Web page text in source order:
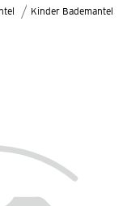
Kinder Bademantel